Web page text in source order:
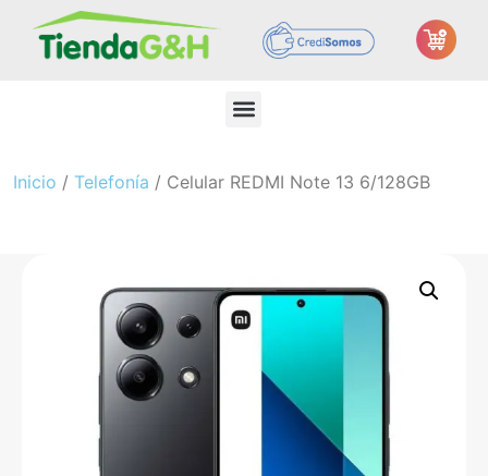
Inicio / Telefonía / Celular REDMI Note 13 6/128GB